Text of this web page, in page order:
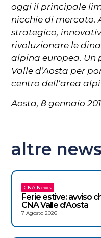
oggi il principale
nicchie di mercato.
strategico,
rivoluzionare le
alpina europea. Un
Valle d’Aosta per
centro dell’area
Aosta, 8 gennaio
altre news
CNA News
Ferie estive: avviso
CNA Valle d’Aosta
7 Agosto 2026